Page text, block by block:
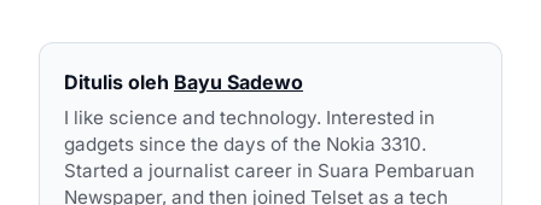
Ditulis oleh Bayu Sadewo
I like science and technology. Interested in
gadgets since the days of the Nokia 3310.
Started a journalist career in Suara Pembaruan
Newspaper, and then joined Telset as a tech